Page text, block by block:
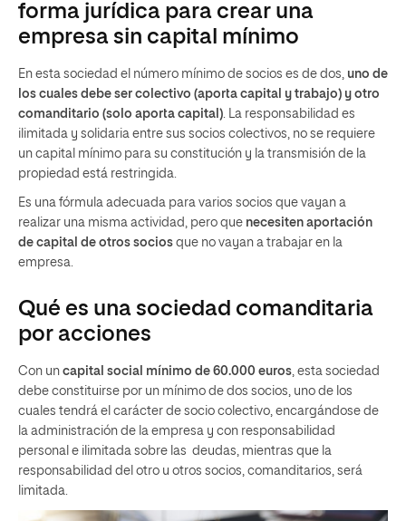
forma jurídica para crear una
empresa sin capital mínimo
En esta sociedad el número mínimo de socios es de dos, uno de
los cuales debe ser colectivo (aporta capital y trabajo) y otro
comanditario (solo aporta capital). La responsabilidad es
ilimitada y solidaria entre sus socios colectivos, no se requiere
un capital mínimo para su constitución y la transmisión de la
propiedad está restringida.
Es una fórmula adecuada para varios socios que vayan a
realizar una misma actividad, pero que necesiten aportación
de capital de otros socios que no vayan a trabajar en la
empresa.
Qué es una sociedad comanditaria
por acciones
Con un capital social mínimo de 60.000 euros, esta sociedad
debe constituirse por un mínimo de dos socios, uno de los
cuales tendrá el carácter de socio colectivo, encargándose de
la administración de la empresa y con responsabilidad
personal e ilimitada sobre las deudas, mientras que la
responsabilidad del otro u otros socios, comanditarios, será
limitada.